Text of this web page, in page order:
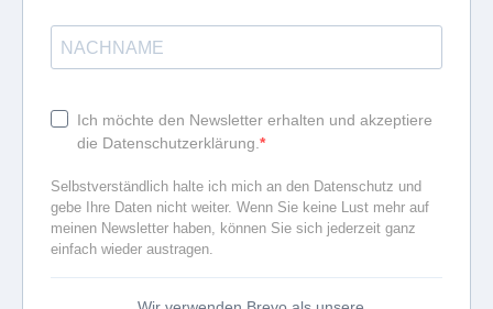
Ich möchte den Newsletter erhalten und akzeptiere
die Datenschutzerklärung.
Selbstverständlich halte ich mich an den Datenschutz und
gebe Ihre Daten nicht weiter. Wenn Sie keine Lust mehr auf
meinen Newsletter haben, können Sie sich jederzeit ganz
einfach wieder austragen.